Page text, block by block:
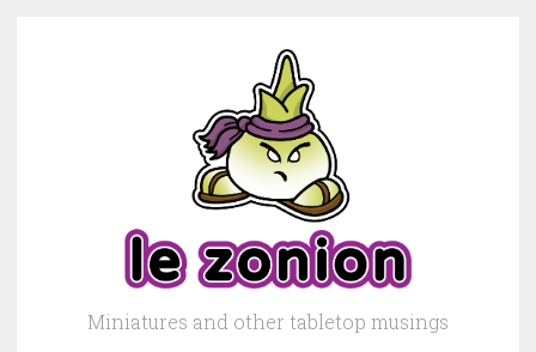
Miniatures and other tabletop musings